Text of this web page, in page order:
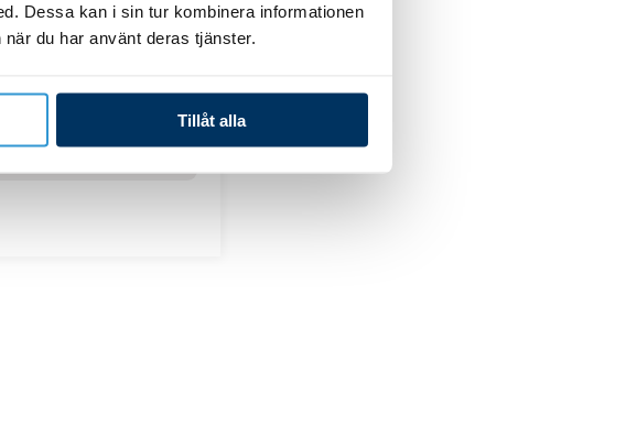
Dessa kan i sin tur kombinera informationen
du har använt deras tjänster.
Tillåt alla
DN63 mm rörklämma